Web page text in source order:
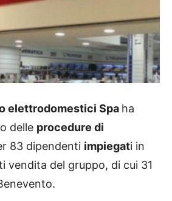
elettrodomestici Spa ha
delle procedure di
83 dipendenti impiegati in
vendita del gruppo, di cui 31